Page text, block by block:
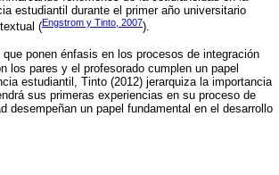
estudiantil durante el primer año universitario
(Engstrom y Tinto, 2007).
que ponen énfasis en los procesos de integración
los pares y el profesorado cumplen un papel
estudiantil, Tinto (2012) jerarquiza la importancia
sus primeras experiencias en su proceso de
un papel fundamental en el desarrollo